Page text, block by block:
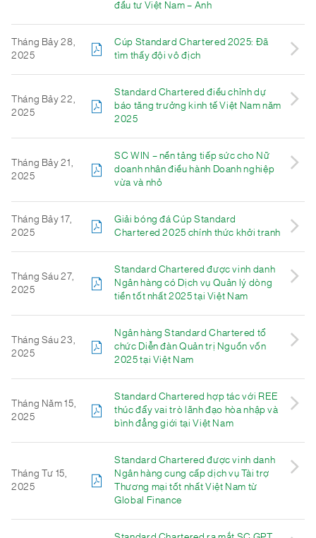
đầu tư Việt Nam – Anh
Tháng Bảy 28,
2025
Cúp Standard Chartered 2025: Đã
tìm thấy đội vô địch
Tháng Bảy 22,
2025
Standard Chartered điều chỉnh dự
báo tăng trưởng kinh tế Việt Nam năm
2025
Tháng Bảy 21,
2025
SC WIN – nền tảng tiếp sức cho Nữ
doanh nhân điều hành Doanh nghiệp
vừa và nhỏ
Tháng Bảy 17,
2025
Giải bóng đá Cúp Standard
Chartered 2025 chính thức khởi tranh
Tháng Sáu 27,
2025
Standard Chartered được vinh danh
Ngân hàng có Dịch vụ Quản lý dòng
tiền tốt nhất 2025 tại Việt Nam
Tháng Sáu 23,
2025
Ngân hàng Standard Chartered tổ
chức Diễn đàn Quản trị Nguồn vốn
2025 tại Việt Nam
Tháng Năm 15,
2025
Standard Chartered hợp tác với REE
thúc đẩy vai trò lãnh đạo hòa nhập và
bình đẳng giới tại Việt Nam
Tháng Tư 15,
2025
Standard Chartered được vinh danh
Ngân hàng cung cấp dịch vụ Tài trợ
Thương mại tốt nhất Việt Nam từ
Global Finance